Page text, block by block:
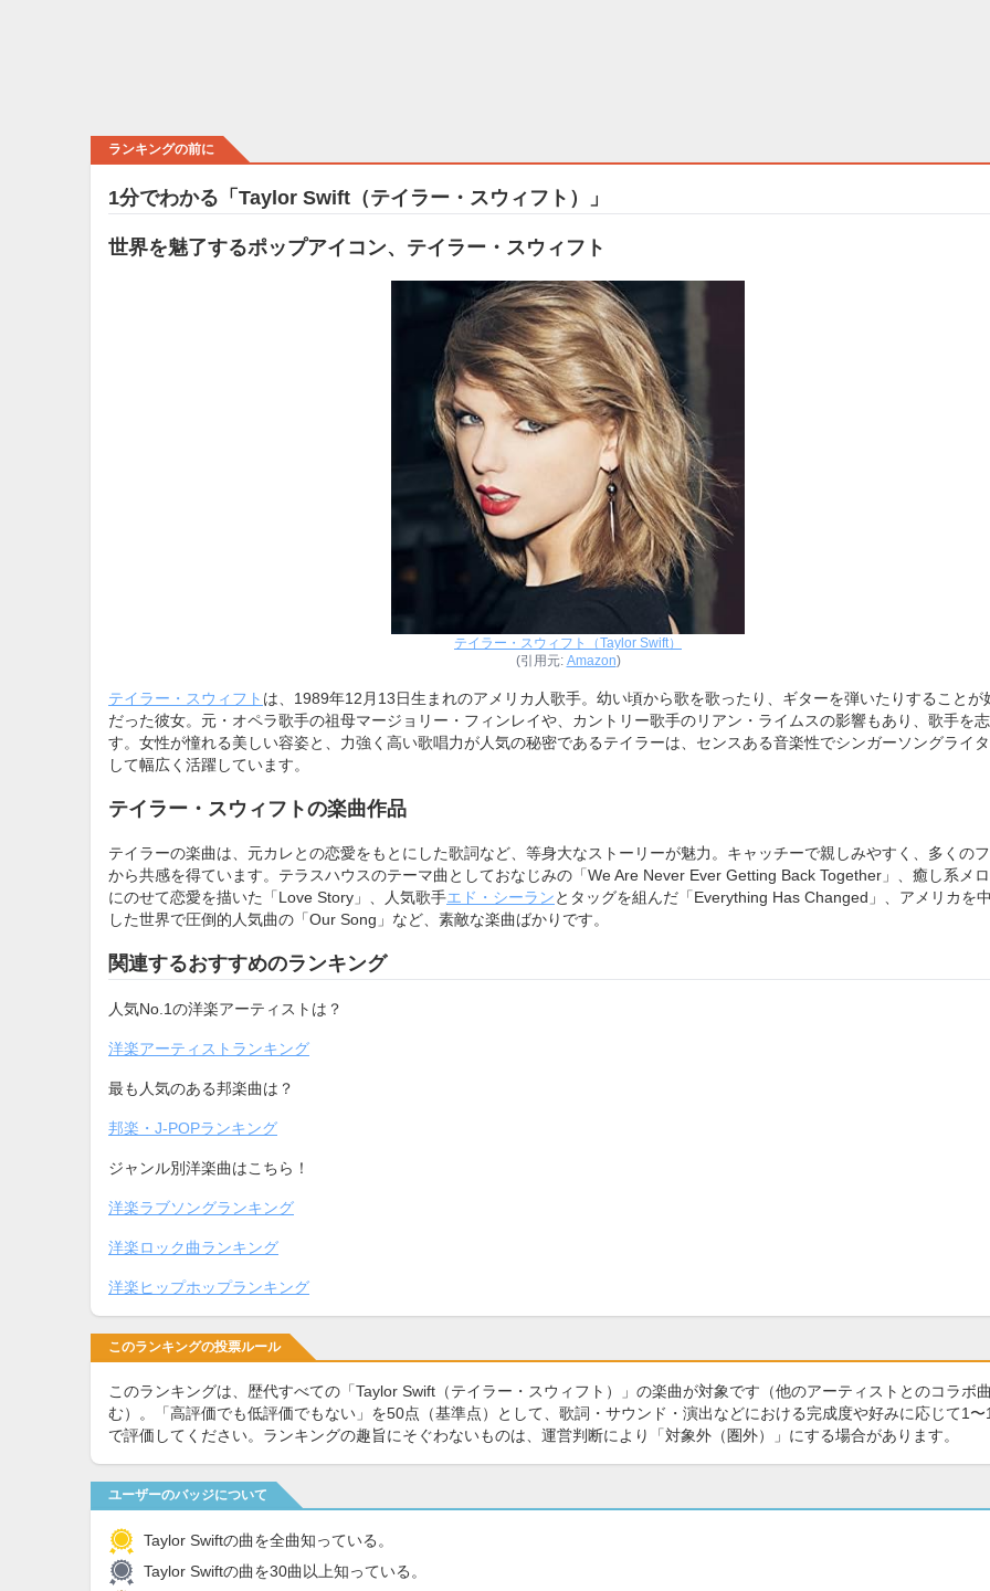
ランキングの前に
1分でわかる「Taylor Swift（テイラー・スウィフト）」
世界を魅了するポップアイコン、テイラー・スウィフト
テイラー・スウィフト（Taylor Swift）
(引用元: Amazon)
テイラー・スウィフト は、1989年12月13日生まれのアメリカ人歌手。幼い頃から歌を歌ったり、ギターを弾いたりすることが
だった彼女。元・オペラ歌手の祖母マージョリー・フィンレイや、カントリー歌手のリアン・ライムスの影響もあり、歌手を
す。女性が憧れる美しい容姿と、力強く高い歌唱力が人気の秘密であるテイラーは、センスある音楽性でシンガーソングライタ
して幅広く活躍しています。
テイラー・スウィフトの楽曲作品
テイラーの楽曲は、元カレとの恋愛をもとにした歌詞など、等身大なストーリーが魅力。キャッチーで親しみやすく、多くの
から共感を得ています。テラスハウスのテーマ曲としておなじみの「We Are Never Ever Getting Back Together」、癒し系メロ
にのせて恋愛を描いた「Love Story」、人気歌手エド・シーランとタッグを組んだ「Everything Has Changed」、アメリカを
した世界で圧倒的人気曲の「Our Song」など、素敵な楽曲ばかりです。
関連するおすすめのランキング
人気No.1の洋楽アーティストは？
洋楽アーティストランキング
最も人気のある邦楽曲は？
邦楽・J-POPランキング
ジャンル別洋楽曲はこちら！
洋楽ラブソングランキング
洋楽ロック曲ランキング
洋楽ヒップホップランキング
このランキングの投票ルール
このランキングは、歴代すべての「Taylor Swift（テイラー・スウィフト）」の楽曲が対象です（他のアーティストとのコラボ
む）。「高評価でも低評価でもない」を50点（基準点）として、歌詞・サウンド・演出などにおける完成度や好みに応じて1〜
で評価してください。ランキングの趣旨にそぐわないものは、運営判断により「対象外（圏外）」にする場合があります。
ユーザーのバッジについて
Taylor Swiftの曲を全曲知っている。
Taylor Swiftの曲を30曲以上知っている。